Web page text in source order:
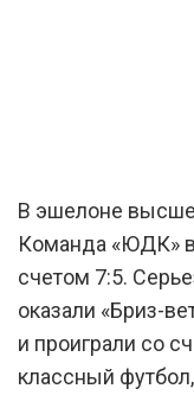
В эшелоне
Команда «ЮДК»
счетом 7:5.
оказали «Бриз-
и проиграли со
классный футбол,